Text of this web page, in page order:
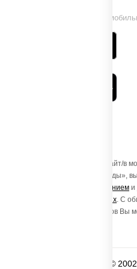
Установи
Осуществляя вход на этот Сайт/в
«ПиццаСушиВок - доставка еды»,
Пользовательским соглашением и
защите персональных данных. С
и порядке получения подарков Вы
©